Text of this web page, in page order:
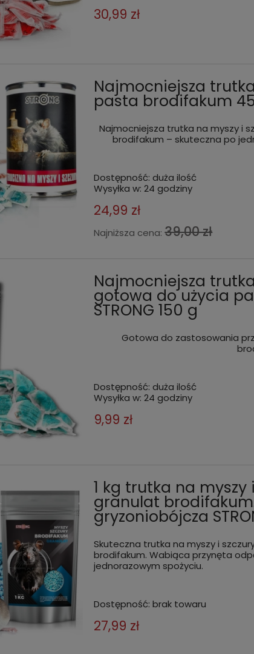
granulat na
do koszyka
Trutka na szczury i myszy pasta
bromadiolon odporna na wilgoć
TOXAN 1 kg
30,99 zł
Najmocniejsza
pasta brodifakum
Najmocniejsza trutka na myszy i
brodifakum – skuteczna po
Dostępność: duża ilość
Wysyłka w: 24 godziny
24,99 zł
Najniższa cena:39,00 zł
Najmocniejsza
gotowa do użycia
STRONG 150 g
Gotowa do zastosowania
Dostępność: duża ilość
Wysyłka w: 24 godziny
9,99 zł
1 kg trutka na myszy
granulat
gryzoniobójcza
Skuteczna trutka na myszy i
brodifakum. Wabiąca przynęta
jednorazowym spożyciu.
Dostępność: brak towaru
27,99 zł